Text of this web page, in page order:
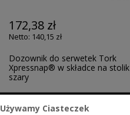
Używamy Ciasteczek
172,38 zł
140,15 zł
Dozownik do serwetek Tork
Xpressnap® w składce na stolik
szary